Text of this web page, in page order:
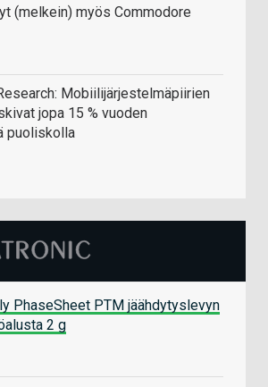
(melkein) myös Commodore
Mobiilijärjestelmäpiirien
jopa 15 % vuoden
puoliskolla
PhaseSheet PTM jäähdytyslevyn
2 g